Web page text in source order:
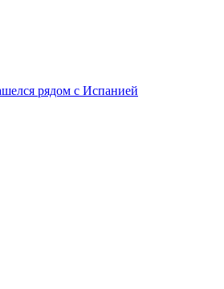
рядом с Испанией